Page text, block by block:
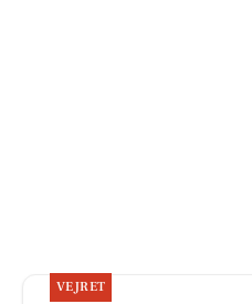
VEJRET